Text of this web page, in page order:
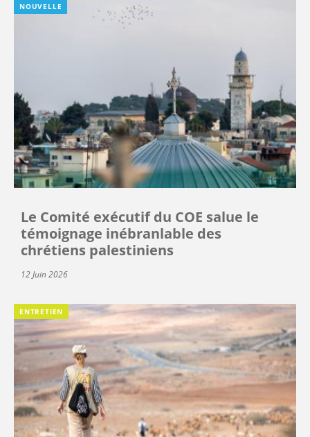
NOUVELLE
Le Comité exécutif du COE salue le
témoignage inébranlable des
chrétiens palestiniens
12 Juin 2026
ENTRETIEN